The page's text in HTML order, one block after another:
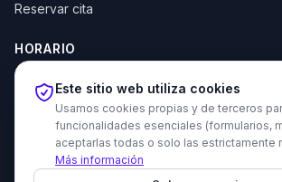
Reservar cita
HORARIO
Lun–Jue: 10:00–14:00 y 16:30–20:00
Vie: 10:00–14:00
© 2026 Tecni Estudio. Todos los
Este sitio web utiliza cookies
Usamos cookies propias y de terceros
funcionalidades esenciales (formularios,
aceptarlas todas o solo las estrictamente
Más información